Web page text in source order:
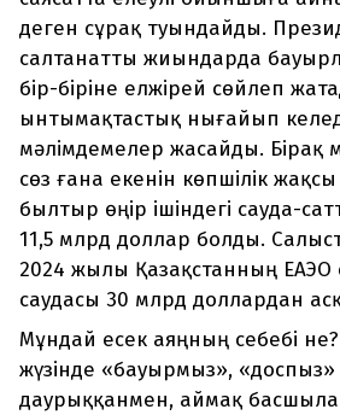
деген сұрақ туындайды.
салтанатты жиындарда
бір-біріне елжірей сөйлеп
ынтымақтастық нығайып
мәлімдемелер жасайды. Бірақ
сөз ғана екенін көпшілік
былтыр өңір ішіндегі сауда-
11,5 млрд доллар болды.
2024 жылы Қазақстанның ЕАЭО
саудасы 30 млрд доллардан
Мұндай есек аяңның себебі
жүзінде «бауырмыз», «доспыз»
даурыққанмен, аймақ